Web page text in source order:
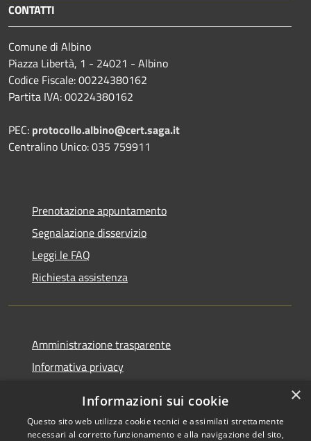
CONTATTI
Comune di Albino
Piazza Libertà, 1 - 24021 - Albino
Codice Fiscale: 00224380162
Partita IVA: 00224380162
PEC: protocollo.albino@cert.saga.it
Centralino Unico: 035 759911
Prenotazione appuntamento
Segnalazione disservizio
Leggi le FAQ
Richiesta assistenza
Amministrazione trasparente
Informativa privacy
Dichiarazione di accessibilità
×
Informazioni sui cookie
Questo sito web utilizza cookie tecnici e assimilati strettamente
necessari al corretto funzionamento e alla navigazione del sito,